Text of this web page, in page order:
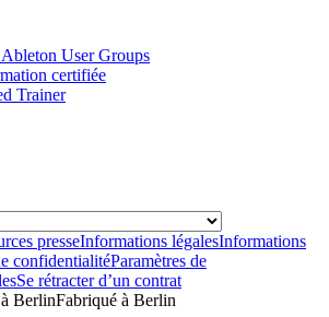
User Groups
certifiée
Trainer
presseInformations légalesInformations
confidentialitéParamètres de
Se rétracter d’un contrat
Fabriqué à Berlin